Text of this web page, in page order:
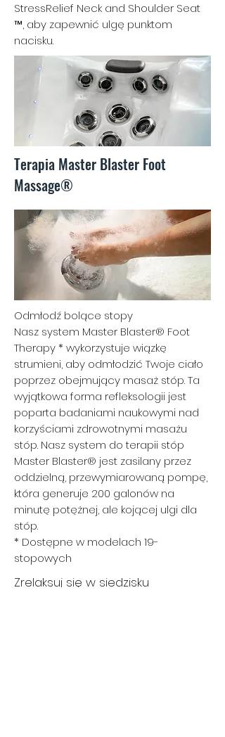
StressRelief Neck and Shoulder Seat
™, aby zapewnić ulgę punktom
nacisku.
Terapia Master Blaster Foot
Massage®
Odmłodź bolące stopy
Nasz system Master Blaster® Foot
Therapy * wykorzystuje wiązkę
strumieni, aby odmłodzić Twoje ciało
poprzez obejmujący masaż stóp. Ta
wyjątkowa forma refleksologii jest
poparta badaniami naukowymi nad
korzyściami zdrowotnymi masażu
stóp. Nasz system do terapii stóp
Master Blaster® jest zasilany przez
oddzielną, przewymiarowaną pompę,
która generuje 200 galonów na
minutę potężnej, ale kojącej ulgi dla
stóp.
* Dostępne w modelach 19-
stopowych
Zrelaksuj się w siedzisku